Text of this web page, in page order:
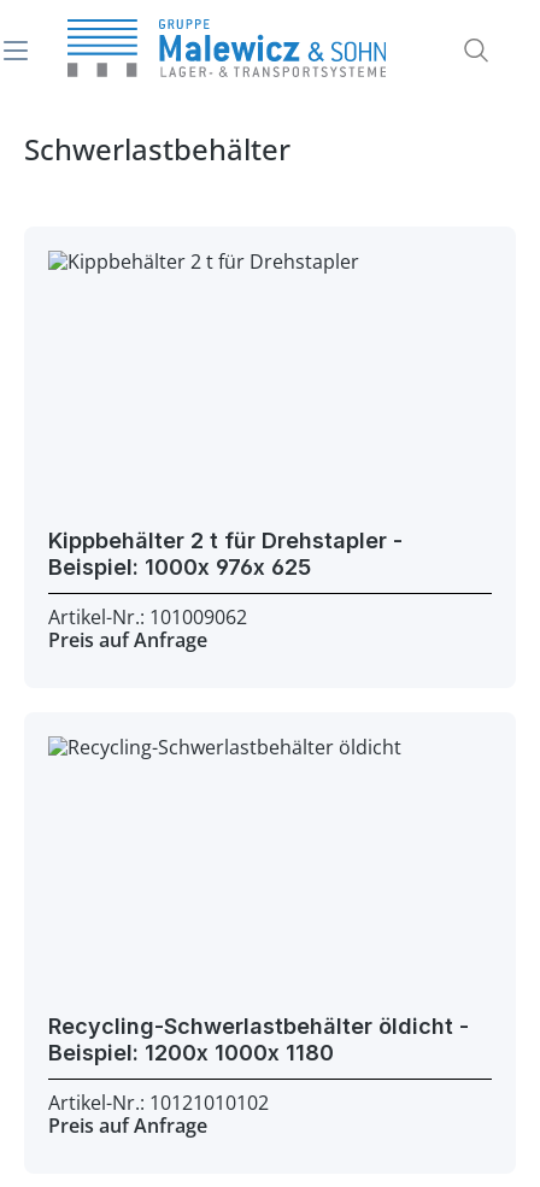
springen
Schwerlastbehälter
Kippbehälter 2 t für Drehstapler -
Beispiel: 1000x 976x 625
Artikel-Nr.: 101009062
Preis auf Anfrage
Recycling-Schwerlastbehälter öldicht -
Beispiel: 1200x 1000x 1180
Artikel-Nr.: 10121010102
Preis auf Anfrage